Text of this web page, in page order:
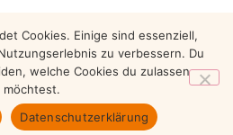
Ammersee | All rights
reserved.
Cookies. Einige sind essenziell,
zu verbessern. Du
welche Cookies du zulassen
möchtest.
Datenschutzerklärung